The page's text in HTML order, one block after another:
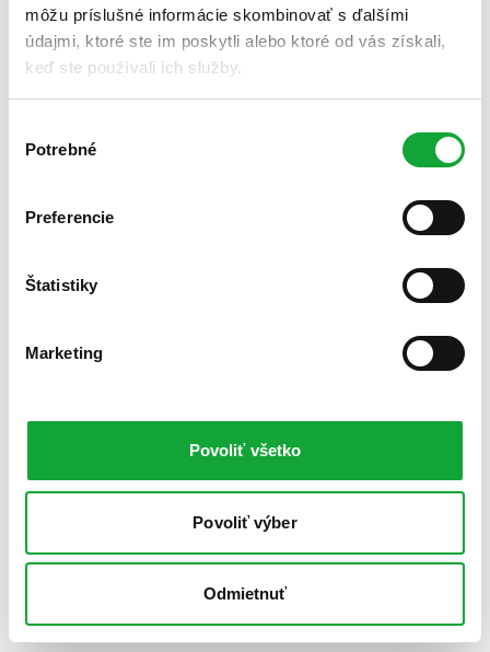
môžu príslušné informácie skombinovať s ďalšími
údajmi, ktoré ste im poskytli alebo ktoré od vás získali,
keď ste používali ich služby.
súhlasu
Potrebné
Preferencie
Štatistiky
Marketing
Povoliť všetko
Povoliť výber
Odmietnuť